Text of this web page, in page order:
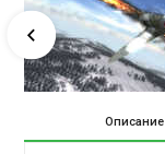
Описание